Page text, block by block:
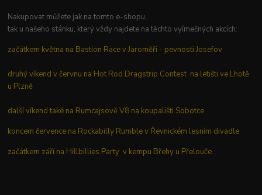
Nakupovat můžete jak na tomto e-shopu,
tak u našeho stánku, který vždy najdete na těchto vyímečných akcích:
začátkem května na Bastion Race v Jaroměři - pevnosti Josefov
druhý víkend v červnu na Hot Rod Dragstrip Contest na letišti ve Lhotě
u Plzně
další víkend také na Rumcajsově V8 na koupališti Sobotce
koncem července na Rockabilly Rumble v Řevnickém lesním divadle
začátkem září na Hillbillies Party v kempu Břehy u Přelouče